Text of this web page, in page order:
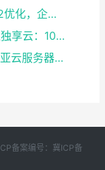
香港云服务器天花板！8核16G+CN2优化，企业级数据安全+毫秒级延迟双保险！
跨境直播不卡顿！实测RAK马来西亚独享云：1080P推流稳定，首月6折优惠中
千元价，万元性能！MY-RAK马来西亚云服务器：首月5折+免费SEO工具，中小企业出海“降本神器”
备案编号：冀ICP备